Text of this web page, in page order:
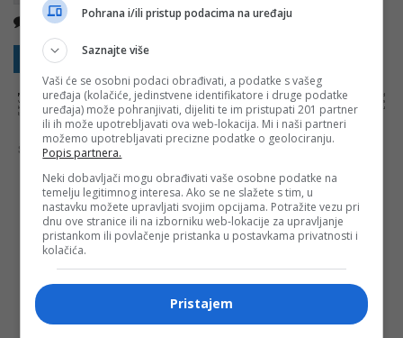
Kopirati
Nema komentara
Sakrij sve komentare
NAPOMENA: Komentari odražavaju stavove njihovih autora, a ne nužno i stavove internet portala Banjaluka.com. Molimo korisnike da se suzdrže od
vrijeđanja, psovanja i vulgarnog izražavanja. Portal Banjaluka.com zadržava pravo da obriše komentar bez najave i objašnjenja. Zbog velikog broja
komentara Banjaluka.com nije dužan obrisati sve komentare koji krše pravila. Kao čitalac takođe prihvatate mogućnost da među komentarima mogu
biti pronađeni sadržaji koji mogu biti u suprotnosti sa vašim vjerskim, moralnim i drugim načelima i uvjerenjima.
Šta mislite o ovoj temi?
Vaša e-mail adresa neće biti objavljena. Sva polja su
obavezna!
*
Email*
Pohrana i/ili pristup podacima na uređaju
Saznajte više
Vaši će se osobni podaci obrađivati, a podatke s vašeg
uređaja (kolačiće, jedinstvene identifikatore i druge podatke
uređaja) može pohranjivati, dijeliti te im pristupati 201 partner
ili ih može upotrebljavati ova web-lokacija. Mi i naši partneri
možemo upotrebljavati precizne podatke o geolociranju.
Popis partnera.
Neki dobavljači mogu obrađivati vaše osobne podatke na
temelju legitimnog interesa. Ako se ne slažete s tim, u
nastavku možete upravljati svojim opcijama. Potražite vezu pri
dnu ove stranice ili na izborniku web-lokacije za upravljanje
pristankom ili povlačenje pristanka u postavkama privatnosti i
kolačića.
Pristajem